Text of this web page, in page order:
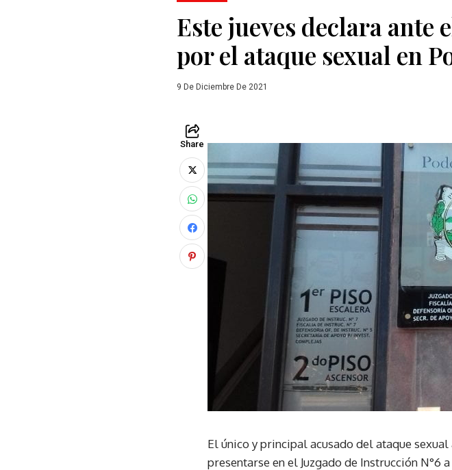
Este jueves declara ante
por el ataque sexual en
9 De Diciembre De 2021
Share
El único y principal acusado del ataque
presentarse en el Juzgado de Instrucción